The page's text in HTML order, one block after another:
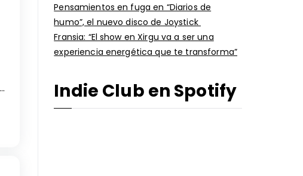
Pensamientos en fuga en “Diarios de
humo”, el nuevo disco de Joystick
Fransia: “El show en Xirgu va a ser una
experiencia energética que te transforma”
Indie Club en Spotify